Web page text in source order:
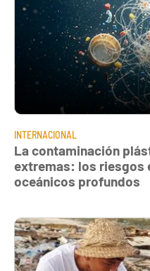
INTERNACIONAL
La contaminación
extremas: los riesgos
oceánicos profundos